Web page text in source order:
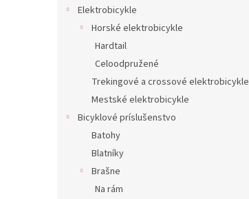
Elektrobicykle
Horské elektrobicykle
Hardtail
Celoodpružené
Trekingové a crossové elektrobicykle
Mestské elektrobicykle
Bicyklové príslušenstvo
Batohy
Blatníky
Brašne
Na rám